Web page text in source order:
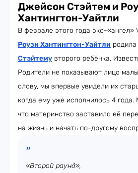
Джейсон Стэйтем и
Хантингтон-Уайтли
В феврале этого года экс-«ангел»
Роузи Хантингтон-Уайтли родила
Стэйтему второго ребёнка.
Родители не показывают лицо
слову, мы впервые увидели их
когда ему уже исполнилось 4 года.
что материнство заставило её
на жизнь и начать по-другому
«Второй раунд»,